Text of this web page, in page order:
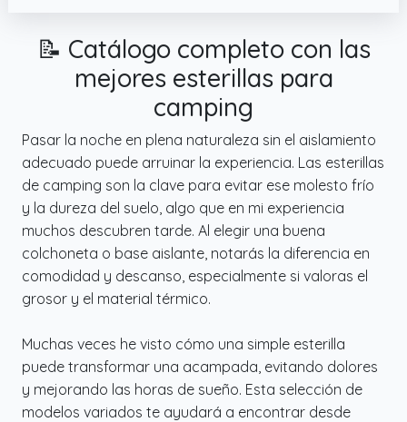
📝 Catálogo completo con las
mejores esterillas para
camping
Pasar la noche en plena naturaleza sin el aislamiento
adecuado puede arruinar la experiencia. Las esterillas
de camping son la clave para evitar ese molesto frío
y la dureza del suelo, algo que en mi experiencia
muchos descubren tarde. Al elegir una buena
colchoneta o base aislante, notarás la diferencia en
comodidad y descanso, especialmente si valoras el
grosor y el material térmico.
Muchas veces he visto cómo una simple esterilla
puede transformar una acampada, evitando dolores
y mejorando las horas de sueño. Esta selección de
modelos variados te ayudará a encontrar desde